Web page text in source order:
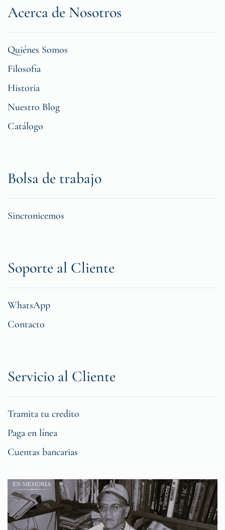
Acerca de Nosotros
Quiénes Somos
Filosofia
Historia
Nuestro Blog
Catálogo
Bolsa de trabajo
Sincronicemos
Soporte al Cliente
WhatsApp
Contacto
Servicio al Cliente
Tramita tu credito
Paga en línea
Cuentas bancarias